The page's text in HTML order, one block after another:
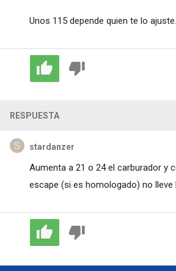
Unos 115 depende quien te lo ajuste.
RESPUESTA
stardanzer
Aumenta a 21 o 24 el carburador y
escape (si es homologado) no lleve